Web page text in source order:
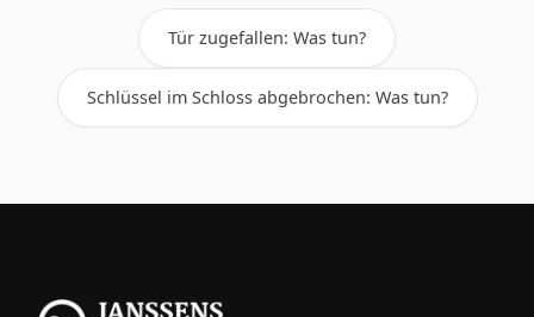
Tür zugefallen: Was tun?
Schlüssel im Schloss abgebrochen: Was tun?